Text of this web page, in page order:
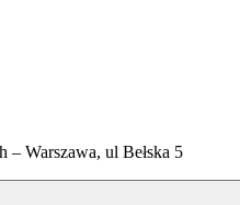
Warszawa, ul Bełska 5